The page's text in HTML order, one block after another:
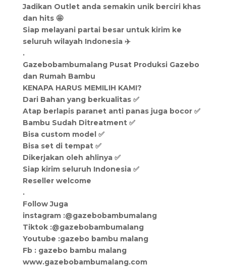
Jadikan Outlet anda semakin unik berciri khas
dan hits 🤩
Siap melayani partai besar untuk kirim ke
seluruh wilayah Indonesia ✈️
.
Gazebobambumalang Pusat Produksi Gazebo
dan Rumah Bambu
KENAPA HARUS MEMILIH KAMI?
Dari Bahan yang berkualitas ✅
Atap berlapis paranet anti panas juga bocor ✅
Bambu Sudah Ditreatment ✅
Bisa custom model ✅
Bisa set di tempat ✅
Dikerjakan oleh ahlinya ✅
Siap kirim seluruh Indonesia ✅
Reseller welcome
.
Follow Juga
instagram :@gazebobambumalang
Tiktok :@gazebobambumalang
Youtube :gazebo bambu malang
Fb : gazebo bambu malang
www.gazebobambumalang.com